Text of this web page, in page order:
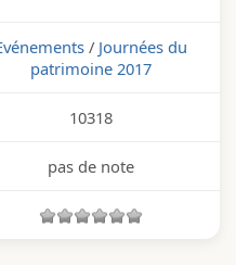
/ Journées du
patrimoine 2017
10318
pas de note